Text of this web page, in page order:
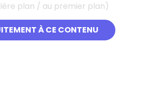
À CE CONTENU
plan / au premier plan)